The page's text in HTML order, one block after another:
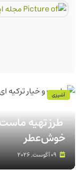
طرز تهیه ماست
خوش‌عطر
09 آگوست, 2026
آشپزی